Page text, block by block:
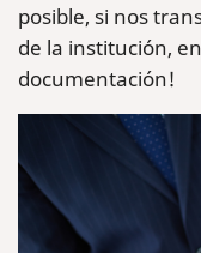
posible, si nos
de la institución,
documentación!